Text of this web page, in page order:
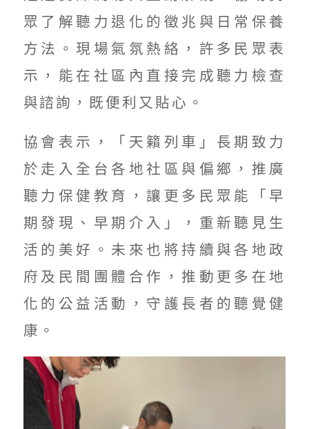
眾了解聽力退化的徵兆與日常保養
方法。現場氣氛熱絡，許多民眾表
示，能在社區內直接完成聽力檢查
與諮詢，既便利又貼心。
協會表示，「天籟列車」長期致力
於走入全台各地社區與偏鄉，推廣
聽力保健教育，讓更多民眾能「早
期發現、早期介入」，重新聽見生
活的美好。未來也將持續與各地政
府及民間團體合作，推動更多在地
化的公益活動，守護長者的聽覺健
康。